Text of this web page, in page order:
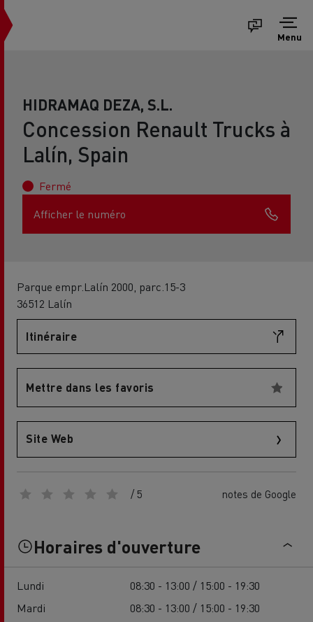
Menu
HIDRAMAQ DEZA, S.L.
Concession Renault Trucks à
Lalín, Spain
Fermé
Afficher le numéro
Parque empr.Lalín 2000, parc.15-3
36512 Lalín
Itinéraire
Mettre dans les favoris
Site Web
/ 5 notes de Google
Horaires d'ouverture
Lundi
08:30 - 13:00 / 15:00 - 19:30
Mardi
08:30 - 13:00 / 15:00 - 19:30